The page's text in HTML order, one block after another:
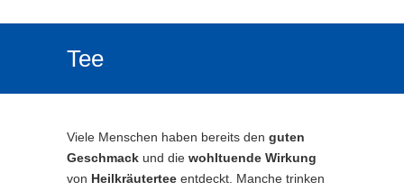
Tee
Viele Menschen haben bereits den guten
Geschmack und die wohltuende Wirkung
von Heilkräutertee entdeckt. Manche trinken